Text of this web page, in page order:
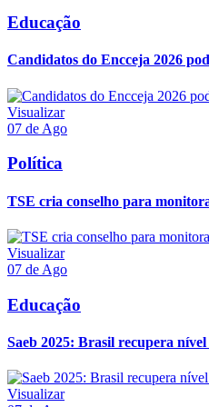
Educação
Candidatos do Encceja 2026
Visualizar
07 de Ago
Política
TSE cria conselho para
Visualizar
07 de Ago
Educação
Saeb 2025: Brasil recupera
Visualizar